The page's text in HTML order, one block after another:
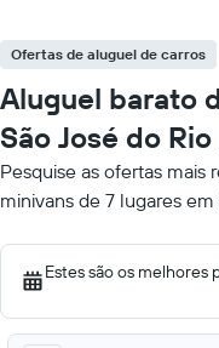
Ofertas de aluguel de carros
Aluguel barato
São José do
Pesquise as ofertas mais
minivans de 7 lugares
Estes são os melhores